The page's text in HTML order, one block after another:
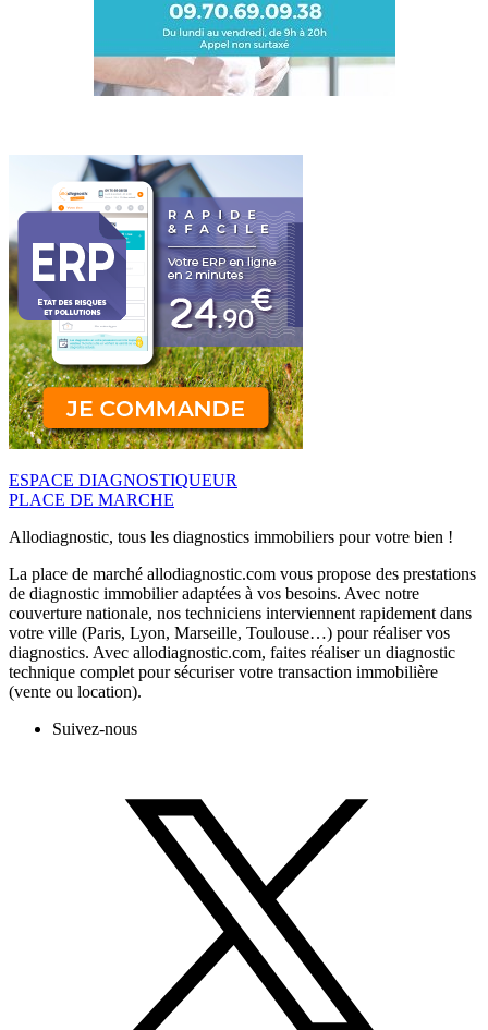
ESPACE DIAGNOSTIQUEUR
PLACE DE MARCHE
Allodiagnostic, tous les diagnostics immobiliers pour votre bien !
La place de marché allodiagnostic.com vous propose des prestations
de diagnostic immobilier adaptées à vos besoins. Avec notre
couverture nationale, nos techniciens interviennent rapidement dans
votre ville (Paris, Lyon, Marseille, Toulouse…) pour réaliser vos
diagnostics. Avec allodiagnostic.com, faites réaliser un diagnostic
technique complet pour sécuriser votre transaction immobilière
(vente ou location).
Suivez-nous